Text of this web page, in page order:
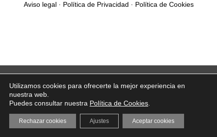
Aviso legal· Política de Privacidad · Política de Cookies
Utilizamos cookies para ofrecerte la mejor experiencia en
nuestra web.
Puedes consultar nuestra Política de Cookies
Aceptar cookies
Rechazar cookies Ajustes